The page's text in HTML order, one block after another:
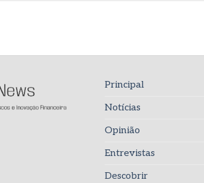
Principal
Notícias
Opinião
Entrevistas
Descobrir